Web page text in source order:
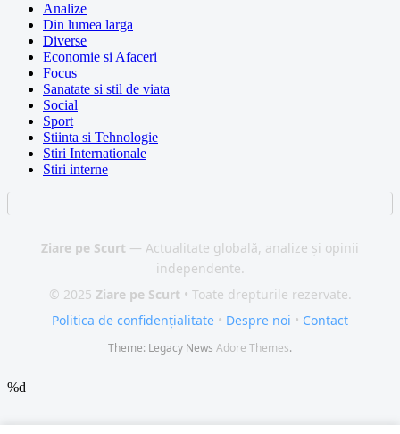
Analize
Din lumea larga
Diverse
Economie si Afaceri
Focus
Sanatate si stil de viata
Social
Sport
Stiinta si Tehnologie
Stiri Internationale
Stiri interne
Ziare pe Scurt — Actualitate globală, analize și opinii
independente.
© 2025 Ziare pe Scurt • Toate drepturile rezervate.
Politica de confidențialitate • Despre noi • Contact
Theme: Legacy News Adore Themes.
%d